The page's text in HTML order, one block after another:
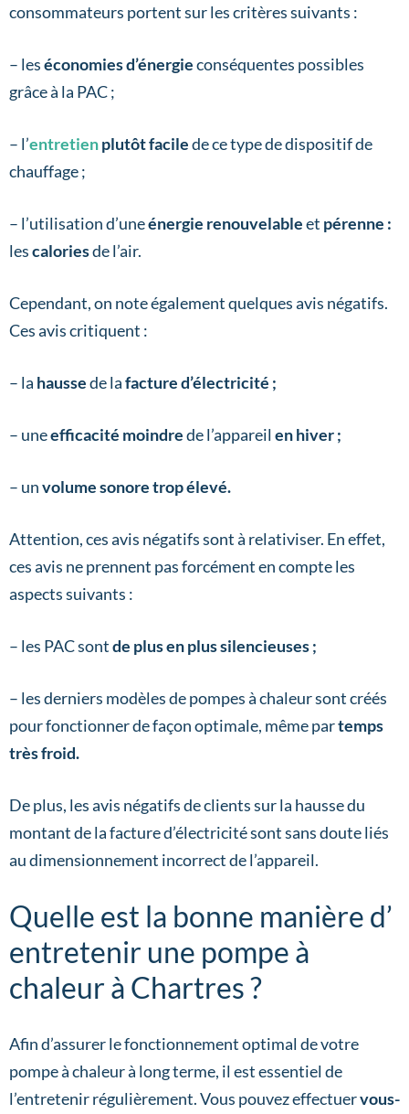
consommateurs portent sur les critères suivants :
– leséconomies d’énergieconséquentes possibles
grâce à la PAC ;
– l’entretienplutôt facilede ce type de dispositif de
chauffage ;
– l’utilisation d’uneénergie renouvelableet pérenne :
lescaloriesde l’air.
Cependant, on note également quelques avis négatifs.
Ces avis critiquent :
– la haussede lafacture d’électricité ;
– uneefficacité moindrede l’appareil en hiver ;
– unvolume sonore trop élevé.
Attention, ces avis négatifs sont à relativiser. En effet,
ces avis ne prennent pas forcément en compte les
aspects suivants :
– les PAC sontde plus en plus silencieuses ;
– les derniers modèles de pompes à chaleur sont créés
pour fonctionner de façon optimale, même partemps
très froid.
De plus, les avis négatifs de clients sur la hausse du
montant de la facture d’électricité sont sans doute liés
au dimensionnement incorrect de l’appareil.
Quelle est la bonne manière d’
entretenir une pompe à
chaleur à Chartres ?
Afin d’assurer le fonctionnement optimal de votre
pompe à chaleur à long terme, il est essentiel de
l’entretenir régulièrement. Vous pouvez effectuervous-